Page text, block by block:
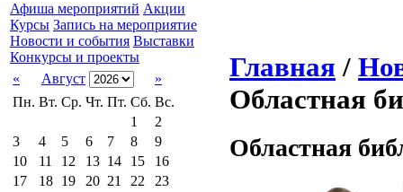
Афиша мероприятий Акции
Курсы Запись на мероприятие
Новости и события Выставки
Конкурсы и проекты
«
Август
»
Пн. Вт. Ср. Чт. Пт. Сб. Вс.
1
2
3
4 5 6 7 8
9
10
11 12 13 14 15
16
17
18 19 20 21 22
23
Главная /
Областная
Областная